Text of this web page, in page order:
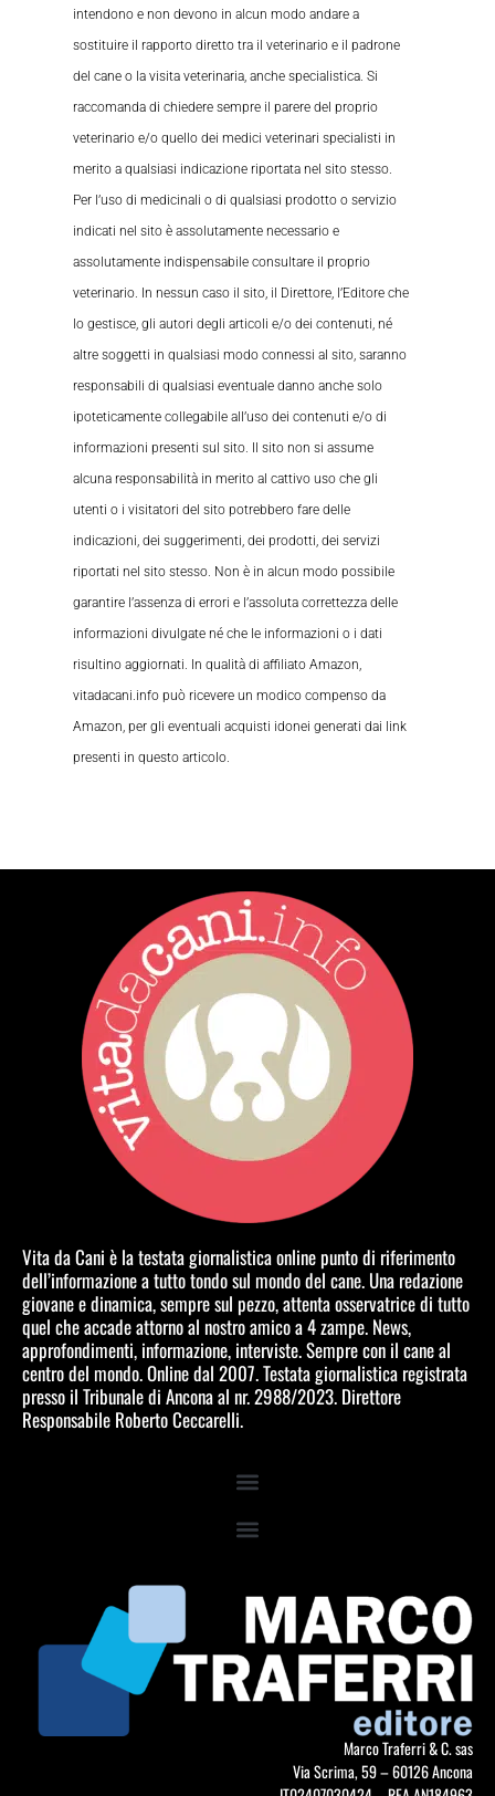
intendono e non devono in alcun modo andare a
sostituire il rapporto diretto tra il veterinario e il padrone
del cane o la visita veterinaria, anche specialistica. Si
raccomanda di chiedere sempre il parere del proprio
veterinario e/o quello dei medici veterinari specialisti in
merito a qualsiasi indicazione riportata nel sito stesso.
Per l’uso di medicinali o di qualsiasi prodotto o servizio
indicati nel sito è assolutamente necessario e
assolutamente indispensabile consultare il proprio
veterinario. In nessun caso il sito, il Direttore, l’Editore che
lo gestisce, gli autori degli articoli e/o dei contenuti, né
altre soggetti in qualsiasi modo connessi al sito, saranno
responsabili di qualsiasi eventuale danno anche solo
ipoteticamente collegabile all’uso dei contenuti e/o di
informazioni presenti sul sito. Il sito non si assume
alcuna responsabilità in merito al cattivo uso che gli
utenti o i visitatori del sito potrebbero fare delle
indicazioni, dei suggerimenti, dei prodotti, dei servizi
riportati nel sito stesso. Non è in alcun modo possibile
garantire l’assenza di errori e l’assoluta correttezza delle
informazioni divulgate né che le informazioni o i dati
risultino aggiornati. In qualità di affiliato Amazon,
vitadacani.info può ricevere un modico compenso da
Amazon, per gli eventuali acquisti idonei generati dai link
presenti in questo articolo.
Vita da Cani è la testata giornalistica online punto di riferimento
dell’informazione a tutto tondo sul mondo del cane. Una redazione
giovane e dinamica, sempre sul pezzo, attenta osservatrice di tutto
quel che accade attorno al nostro amico a 4 zampe. News,
approfondimenti, informazione, interviste. Sempre con il cane al
centro del mondo. Online dal 2007. Testata giornalistica registrata
presso il Tribunale di Ancona al nr. 2988/2023. Direttore
Responsabile Roberto Ceccarelli.
Marco Traferri & C. sas
Via Scrima, 59 – 60126 Ancona